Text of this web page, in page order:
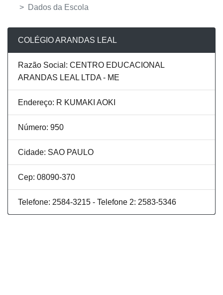
Dados da Escola
COLÉGIO ARANDAS LEAL
Razão Social: CENTRO EDUCACIONAL
ARANDAS LEAL LTDA - ME
Endereço: R KUMAKI AOKI
Número: 950
Cidade: SAO PAULO
Cep: 08090-370
Telefone: 2584-3215 - Telefone 2: 2583-5346